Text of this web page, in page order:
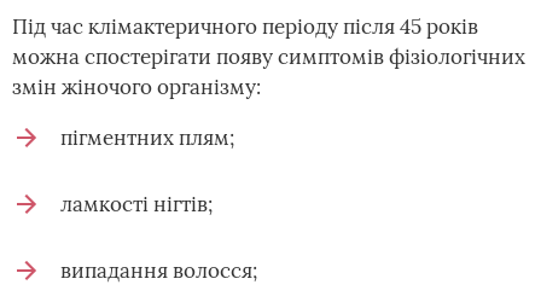
Під час клімактеричного періоду після 45 років
можна спостерігати появу симптомів фізіологічних
змін жіночого організму:
пігментних плям;
ламкості нігтів;
випадання волосся;